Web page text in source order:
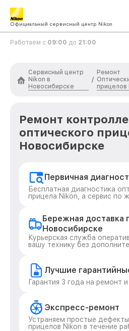
Официальный сервисный центр Nikon
Работаем с 09:00 до 21:00
Сервисный центр
Nikon в
Новосибирске
/
Ремонт
прицелов
Ремонт
оптического
Новосибирске
Первичная
Бесплатная диагностика
прицела Nikon, а сервис по
Бережная доставка
Новосибирске
Курьерская служба
вашу технику без
Лучшие
Гарантия 3 года на ремонт
Экспресс-ремонт
Устраняем простые
прицелов Nikon в течение